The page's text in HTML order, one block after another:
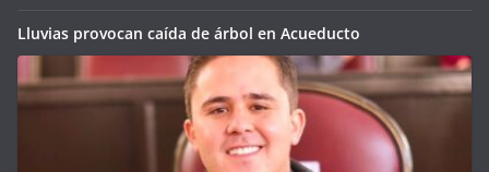
Lluvias provocan caída de árbol en Acueducto